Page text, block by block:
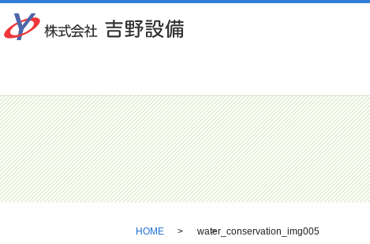
HOME water_conservation_img005